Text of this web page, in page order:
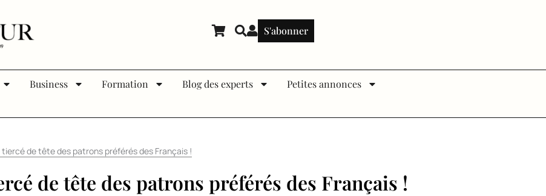
S'abonner
Business Formation Blog des experts Petites annonces
tiercé de tête des patrons préférés des Français !
de tête des patrons préférés des Français !